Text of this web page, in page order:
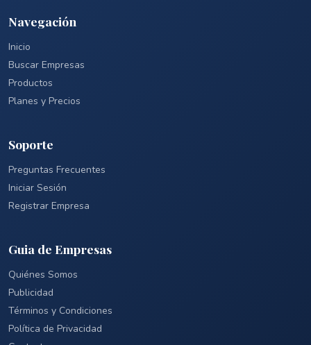
Navegación
Inicio
Buscar Empresas
Productos
Planes y Precios
Soporte
Preguntas Frecuentes
Iniciar Sesión
Registrar Empresa
Guia de Empresas
Quiénes Somos
Publicidad
Términos y Condiciones
Política de Privacidad